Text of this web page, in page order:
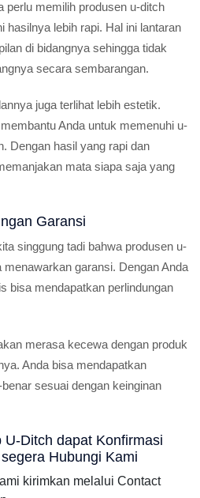
perlu memilih produsen u-ditch
hasilnya lebih rapi. Hal ini lantaran
di bidangnya sehingga tidak
secara sembarangan.
juga terlihat lebih estetik.
Anda untuk memenuhi u-
Dengan hasil yang rapi dan
mata siapa saja yang
Garansi
singgung tadi bahwa produsen u-
garansi. Dengan Anda
bisa mendapatkan perlindungan
merasa kecewa dengan produk
Anda bisa mendapatkan
sesuai dengan keinginan
Ditch dapat Konfirmasi
Hubungi Kami
kirimkan melalui Contact